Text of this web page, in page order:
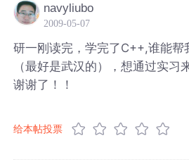
navyliubo
2009-05-07
研一刚读完，学完了C++,谁能帮
（最好是武汉的），想通过实习
谢谢了！！
给本帖投票